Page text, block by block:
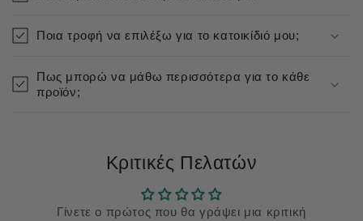
Ποια τροφή να επιλέξω για το κατοικίδιό μου;
Πως μπορώ να μάθω περισσότερα για το κάθε
προϊόν;
Κριτικές Πελατών
Γίνετε ο πρώτος που θα γράψει μια κριτική